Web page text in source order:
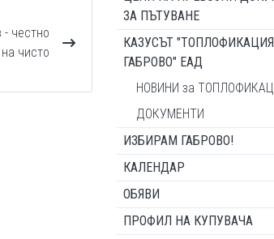
честно
чисто
ЗА ПЪТУВАНЕ
КАЗУСЪТ
ГАБРОВО" ЕАД
НОВИНИ за
ДОКУМЕНТИ
ИЗБИРАМ ГАБРОВО!
КАЛЕНДАР
ОБЯВИ
ПРОФИЛ НА КУПУВАЧА